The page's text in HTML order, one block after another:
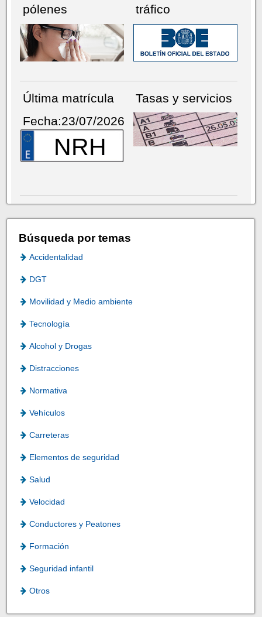
pólenes
tráfico
Última matrícula
Fecha:23/07/2026
NRH
Tasas y servicios
Búsqueda por temas
Accidentalidad
DGT
Movilidad y Medio ambiente
Tecnología
Alcohol y Drogas
Distracciones
Normativa
Vehículos
Carreteras
Elementos de seguridad
Salud
Velocidad
Conductores y Peatones
Formación
Seguridad infantil
Otros